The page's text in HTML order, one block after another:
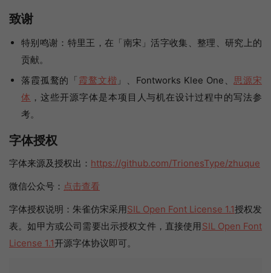
致谢
特别鸣谢：特里王，在「南宋」活字收集、整理、研究上的
贡献。
落霞孤鹜的「 霞鹜文楷 」、Fontworks Klee One、思源宋
体 ，这些开源字体是本项目人与机在设计过程中的写法参
考。
字体授权
字体来源及授权出： https://github.com/TrionesType/zhuque
微信公众号： 点击查看
字体授权说明：朱雀仿宋采用SIL Open Font License 1.1授权发
表。如甲方或公司需要出示授权文件，直接使用SIL Open Font
License 1.1开源字体协议即可。